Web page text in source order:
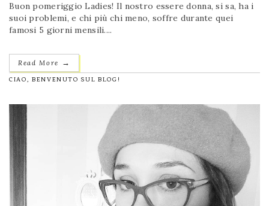
Buon pomeriggio Ladies! Il nostro essere donna, si sa, ha i
suoi problemi, e chi più chi meno, soffre durante quei
famosi 5 giorni mensili....
Read More →
CIAO, BENVENUTO SUL BLOG!